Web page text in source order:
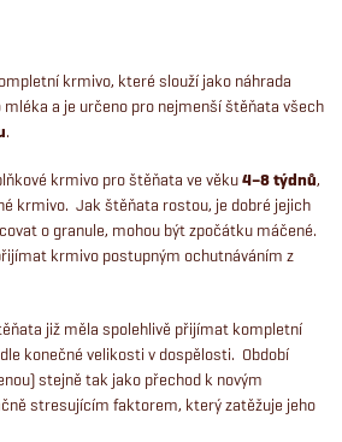
krmivo, které slouží jako náhrada
a je určeno pro nejmenší štěňata všech
.
krmivo pro štěňata ve věku4–8 týdnů,
krmivo. Jak štěňata rostou, je dobré jejich
o granule, mohou být zpočátku máčené.
krmivo postupným ochutnáváním z
již měla spolehlivě přijímat kompletní
konečné velikosti v dospělosti. Období
stejně tak jako přechod k novým
stresujícím faktorem, který zatěžuje jeho